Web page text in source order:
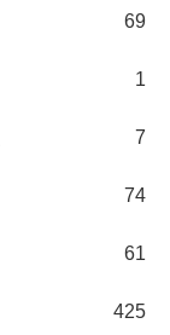
69
1
7
74
61
425